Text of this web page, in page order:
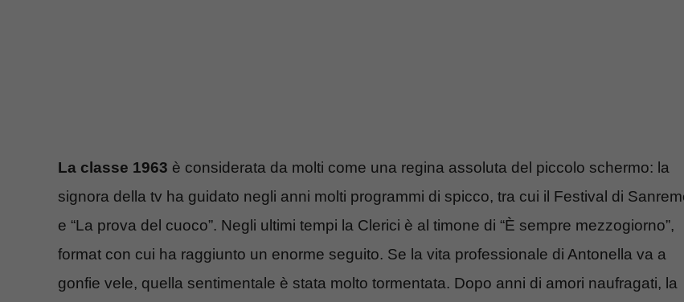
La classe 1963 è considerata da molti come una regina assoluta del piccolo schermo: la
signora della tv ha guidato negli anni molti programmi di spicco, tra cui il Festival di
e “La prova del cuoco”. Negli ultimi tempi la Clerici è al timone di “È sempre mezzogiorno”,
format con cui ha raggiunto un enorme seguito. Se la vita professionale di Antonella va a
gonfie vele, quella sentimentale è stata molto tormentata. Dopo anni di amori naufragati, la